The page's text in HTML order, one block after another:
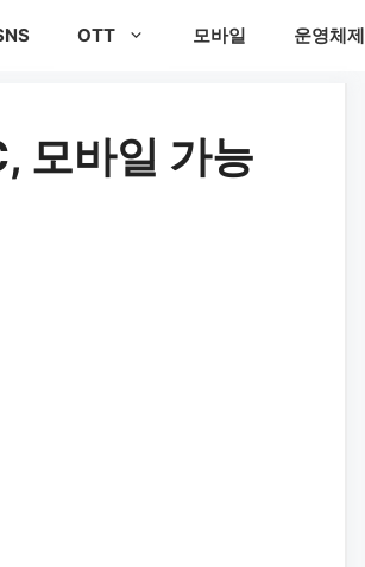
OTT 모바일 운영체제
모바일 가능